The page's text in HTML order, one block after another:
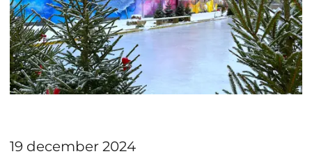
19 december 2024